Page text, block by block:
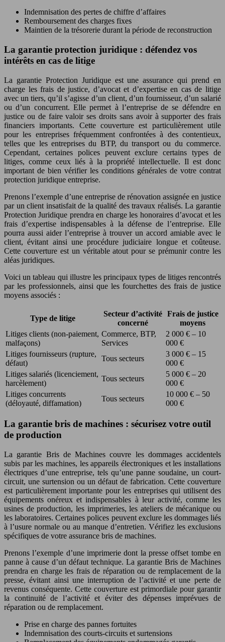
Indemnisation des pertes de chiffre d’affaires
Remboursement des charges fixes
Maintien de la trésorerie durant la période de reconstruction
La garantie protection juridique : défendez vos
intérêts en cas de litige
La garantie Protection Juridique est une assurance qui prend en
charge les frais de justice, d’avocat et d’expertise en cas de litige
avec un tiers, qu’il s’agisse d’un client, d’un fournisseur, d’un salarié
ou d’un concurrent. Elle permet à l’entreprise de se défendre en
justice ou de faire valoir ses droits sans avoir à supporter des frais
financiers importants. Cette couverture est particulièrement utile
pour les entreprises fréquemment confrontées à des contentieux,
telles que les entreprises du BTP, du transport ou du commerce.
Cependant, certaines polices peuvent exclure certains types de
litiges, comme ceux liés à la propriété intellectuelle. Il est donc
important de bien vérifier les conditions générales de votre contrat
protection juridique entreprise.
Prenons l’exemple d’une entreprise de rénovation assignée en justice
par un client insatisfait de la qualité des travaux réalisés. La garantie
Protection Juridique prendra en charge les honoraires d’avocat et les
frais d’expertise indispensables à la défense de l’entreprise. Elle
pourra aussi aider l’entreprise à trouver un accord amiable avec le
client, évitant ainsi une procédure judiciaire longue et coûteuse.
Cette couverture est un véritable atout pour se prémunir contre les
aléas juridiques.
Voici un tableau qui illustre les principaux types de litiges rencontrés
par les professionnels, ainsi que les fourchettes des frais de justice
moyens associés :
Type de litige
Secteur d’activité
concerné
Frais de justice
moyens
Litiges clients (non-paiement,
malfaçons)
Commerce, BTP,
Services
2 000 € – 10
000 €
Litiges fournisseurs (rupture,
défaut)
Tous secteurs
3 000 € – 15
000 €
Litiges salariés (licenciement,
harcèlement)
Tous secteurs
5 000 € – 20
000 €
Litiges concurrents
(déloyauté, diffamation)
Tous secteurs
10 000 € – 50
000 €
La garantie bris de machines : sécurisez votre outil
de production
La garantie Bris de Machines couvre les dommages accidentels
subis par les machines, les appareils électroniques et les installations
électriques d’une entreprise, tels qu’une panne soudaine, un court-
circuit, une surtension ou un défaut de fabrication. Cette couverture
est particulièrement importante pour les entreprises qui utilisent des
équipements onéreux et indispensables à leur activité, comme les
usines de production, les imprimeries, les ateliers de mécanique ou
les laboratoires. Certaines polices peuvent exclure les dommages liés
à l’usure normale ou au manque d’entretien. Vérifiez les exclusions
spécifiques de votre assurance bris de machines.
Prenons l’exemple d’une imprimerie dont la presse offset tombe en
panne à cause d’un défaut technique. La garantie Bris de Machines
prendra en charge les frais de réparation ou de remplacement de la
presse, évitant ainsi une interruption de l’activité et une perte de
revenus conséquente. Cette couverture est primordiale pour garantir
la continuité de l’activité et éviter des dépenses imprévues de
réparation ou de remplacement.
Prise en charge des pannes fortuites
Indemnisation des courts-circuits et surtensions